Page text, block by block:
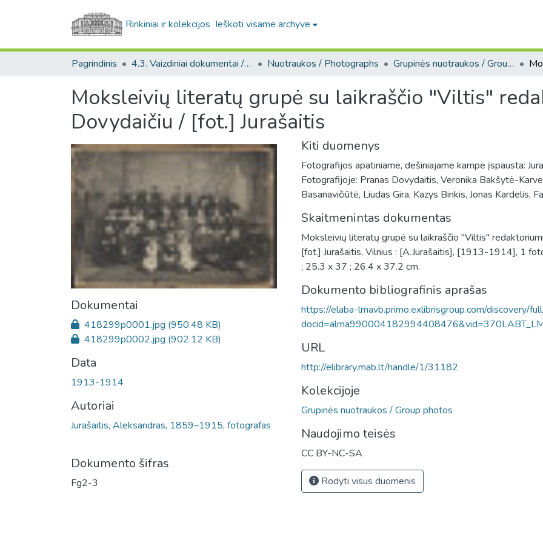
Rinkiniai ir kolekcijos Ieškoti visame archyve
Pagrindinis 4.3. Vaizdiniai dokumentai / Visual documents Nuotraukos / Photographs Grupinės nuotraukos / Group photos
Moksleivių literatų grupė su laikraščio "Viltis"
Dovydaičiu / [fot.] Jurašaitis
Dokumentai
418299p0001.jpg (950.48 KB)
418299p0002.jpg (902.12 KB)
Data
1913-1914
Autoriai
Jurašaitis, Aleksandras, 1859–1915, fotografas
Dokumento šifras
Fg2-3
Kiti duomenys
Fotografijos apatiniame, dešiniajame kampe įspausta:
Fotografijoje: Pranas Dovydaitis, Veronika Bakšytė-
Basanavičiūtė, Liudas Gira, Kazys Binkis, Jonas Kardelis,
Skaitmenintas dokumentas
Moksleivių literatų grupė su laikraščio "Viltis"
[fot.] Jurašaitis, Vilnius : [A.Jurašaitis], [1913-1914], 1
; 25.3 x 37 ; 26.4 x 37.2 cm.
Dokumento bibliografinis aprašas
https://elaba-lmavb.primo.exlibrisgroup.com/discovery/
URL
http://elibrary.mab.lt/handle/1/31182
Kolekcijoje
Grupinės nuotraukos / Group photos
Naudojimo teisės
CC BY-NC-SA
Rodyti visus duomenis